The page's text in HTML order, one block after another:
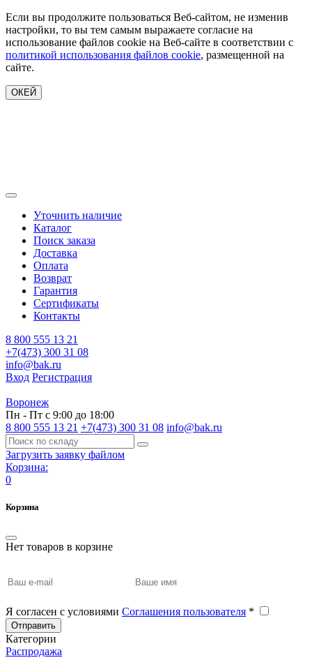
Если вы продолжите пользоваться Веб-сайтом, не изменив
настройки, то вы тем самым выражаете согласие на
использование файлов cookie на Веб-сайте в соответствии с
политикой использования файлов cookie, размещенной на
сайте.
ОКЕЙ
Уточнить наличие
Каталог
Поиск заказа
Доставка
Оплата
Возврат
Гарантия
Сертификаты
Контакты
8 800 555 13 21
+7(473) 300 31 08
info@bak.ru
Вход Регистрация
Воронеж
Пн - Пт с 9:00 до 18:00
8 800 555 13 21 +7(473) 300 31 08 info@bak.ru
Загрузить заявку файлом
Корзина:
0
Корзина
Нет товаров в корзине
Я согласен с условиями Соглашения пользователя *
Отправить
Категории
Распродажа